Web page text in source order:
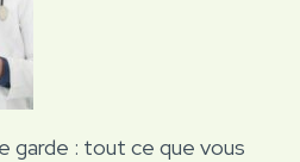
garde : tout ce que vous